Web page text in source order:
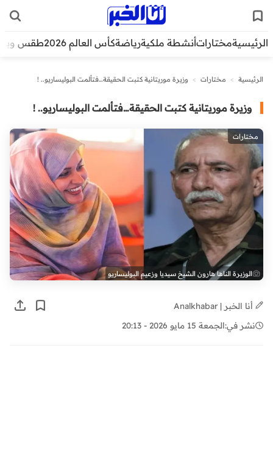
الرئيسيةمختاراتأنشطة ملكيةرياضةكأس العالم 2026 طقس
الرئيسية > مختارات > وزيرة موريتانية كتبت الحقيقة…فتألمت البوليساريو.. !
وزيرة موريتانية كتبت الحقيقة…فتألمت البوليساريو.. !
مختارات
الوزيرة الناها هارون الشيخ سيديا وزعيم البوليساريو
أنا الخبر | Analkhabar
نشر في:الجمعة 15 مايو 2026 - 20:13